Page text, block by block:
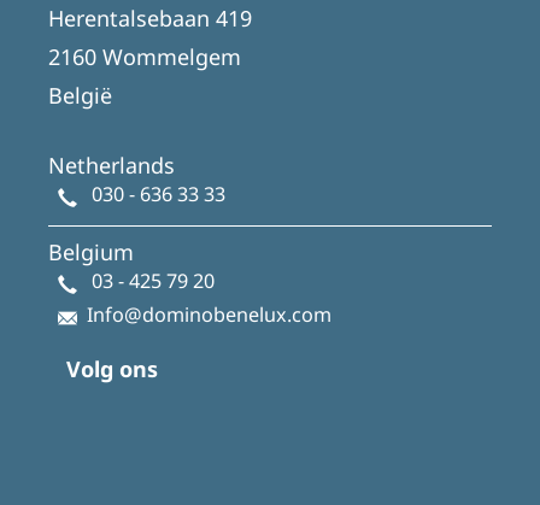
Herentalsebaan 419
2160 Wommelgem
België
Netherlands
030 - 636 33 33
Belgium
03 - 425 79 20
Info@dominobenelux.com
Volg ons